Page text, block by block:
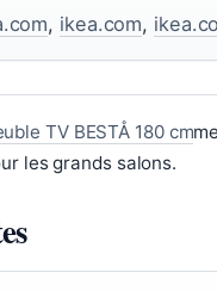
, ikea.com,
TV BESTÅ 180 cm
les grands salons.